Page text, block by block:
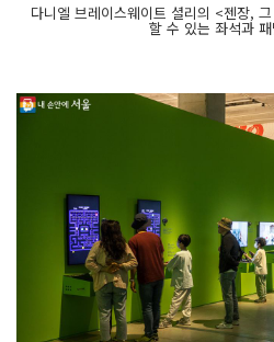
다니엘 브레이스웨이트 셜리의 <젠장,
할 수 있는 좌석과